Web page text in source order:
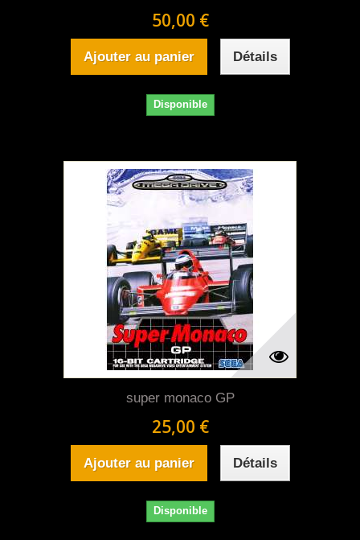
50,00 €
Ajouter au panier Détails
Disponible
super monaco GP
25,00 €
Ajouter au panier Détails
Disponible